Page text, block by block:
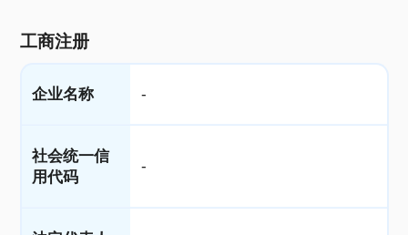
工商注册
企业名称 -
社会统一信
用代码
-